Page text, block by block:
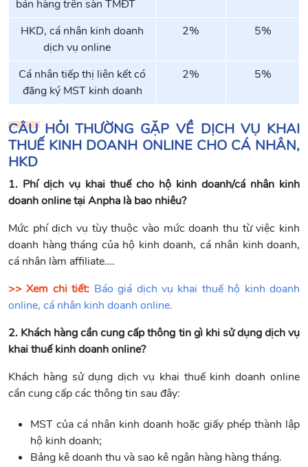
bán hàng trên sàn TMĐT
HKD, cá nhân kinh doanh
dịch vụ online
2% 5%
Cá nhân tiếp thị liên kết có
đăng ký MST kinh doanh
2% 5%
CÂU HỎI THƯỜNG GẶP VỀ DỊCH VỤ KHAI
THUẾ KINH DOANH ONLINE CHO CÁ NHÂN,
HKD
1. Phí dịch vụ khai thuế cho hộ kinh doanh/cá nhân kinh
doanh online tại Anpha là bao nhiêu?
Mức phí dịch vụ tùy thuộc vào mức doanh thu từ việc kinh
doanh hàng tháng của hộ kinh doanh, cá nhân kinh doanh,
cá nhân làm affiliate….
>> Xem chi tiết: Báo giá dịch vụ khai thuế hộ kinh doanh
online, cá nhân kinh doanh online.
2. Khách hàng cần cung cấp thông tin gì khi sử dụng dịch vụ
khai thuế kinh doanh online?
Khách hàng sử dụng dịch vụ khai thuế kinh doanh online
cần cung cấp các thông tin sau đây:
MST của cá nhân kinh doanh hoặc giấy phép thành lập
hộ kinh doanh;
Bảng kê doanh thu và sao kê ngân hàng hàng tháng.